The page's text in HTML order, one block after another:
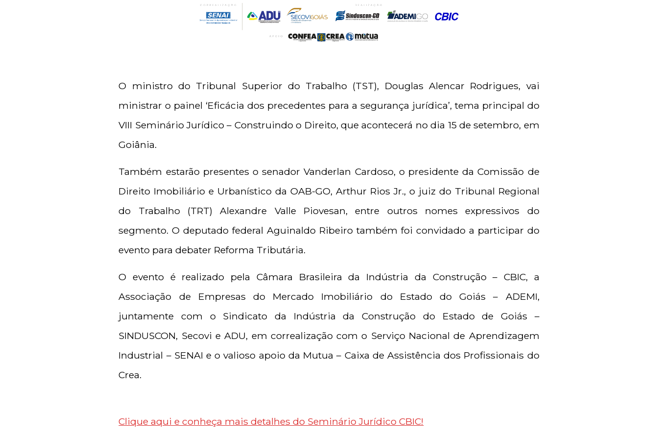
O ministro do Tribunal Superior do Trabalho (TST), Douglas Alencar Rodrigues, vai
ministrar o painel ‘Eficácia dos precedentes para a segurança jurídica’, tema principal do
VIII Seminário Jurídico – Construindo o Direito, que acontecerá no dia 15 de setembro, em
Goiânia.
Também estarão presentes o senador Vanderlan Cardoso, o presidente da Comissão de
Direito Imobiliário e Urbanístico da OAB-GO, Arthur Rios Jr., o juiz do Tribunal Regional
do Trabalho (TRT) Alexandre Valle Piovesan, entre outros nomes expressivos do
segmento. O deputado federal Aguinaldo Ribeiro também foi convidado a participar do
evento para debater Reforma Tributária.
O evento é realizado pela Câmara Brasileira da Indústria da Construção – CBIC, a
Associação de Empresas do Mercado Imobiliário do Estado do Goiás – ADEMI,
juntamente com o Sindicato da Indústria da Construção do Estado de Goiás –
SINDUSCON, Secovi e ADU, em correalização com o Serviço Nacional de Aprendizagem
Industrial – SENAI e o valioso apoio da Mutua – Caixa de Assistência dos Profissionais do
Crea.
Clique aqui e conheça mais detalhes do Seminário Jurídico CBIC!